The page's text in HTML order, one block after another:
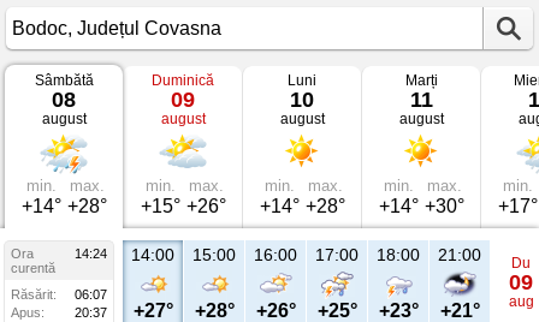
Vremea
Bodoc
Județul
Covasna
Sâmbătă
08
august
min.
+14°
max.
+28°
Duminică
09
august
min.
+15°
max.
+26°
Luni
10
august
min.
+14°
max.
+28°
Marți
11
august
min.
+14°
max.
+30°
min.
+17°
Ora
14:24
curentă
Răsărit:
06:07
Apus:
20:37
14:00
+27°
15:00
+28°
16:00
+26°
17:00
+25°
18:00
+23°
21:00
+21°
Du
09
aug